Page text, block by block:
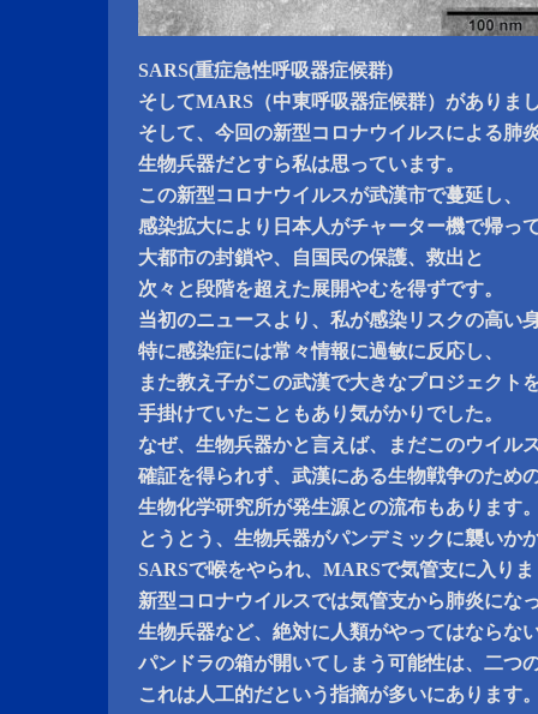
SARS(重症急性呼吸器症候群)
そしてMARS（中東呼吸器症候群）がありま
そして、今回の新型コロナウイルスによる肺
生物兵器だとすら私は思っています。
この新型コロナウイルスが武漢市で蔓延し、
感染拡大により日本人がチャーター機で帰っ
大都市の封鎖や、自国民の保護、救出と
次々と段階を超えた展開やむを得ずです。
当初のニュースより、私が感染リスクの高い
特に感染症には常々情報に過敏に反応し、
また教え子がこの武漢で大きなプロジェクト
手掛けていたこともあり気がかりでした。
なぜ、生物兵器かと言えば、まだこのウイル
確証を得られず、武漢にある生物戦争のため
生物化学研究所が発生源との流布もあります
とうとう、生物兵器がパンデミックに襲いか
SARSで喉をやられ、MARSで気管支に入り
新型コロナウイルスでは気管支から肺炎にな
生物兵器など、絶対に人類がやってはならな
パンドラの箱が開いてしまう可能性は、二つ
これは人工的だという指摘が多いにあります